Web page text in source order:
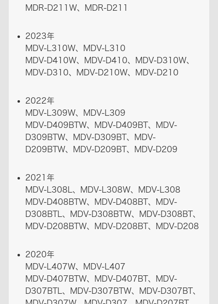
MDR-D211W、MDR-D211
2023年
MDV-L310W、MDV-L310
MDV-D410W、MDV-D410、MDV-D310W、
MDV-D310、MDV-D210W、MDV-D210
2022年
MDV-L309W、MDV-L309
MDV-D409BTW、MDV-D409BT、MDV-
D309BTW、MDV-D309BT、MDV-
D209BTW、MDV-D209BT、MDV-D209
2021年
MDV-L308L、MDV-L308W、MDV-L308
MDV-D408BTW、MDV-D408BT、MDV-
D308BTL、MDV-D308BTW、MDV-D308BT、
MDV-D208BTW、MDV-D208BT、MDV-D208
2020年
MDV-L407W、MDV-L407
MDV-D407BTW、MDV-D407BT、MDV-
D307BTL、MDV-D307BTW、MDV-D307BT、